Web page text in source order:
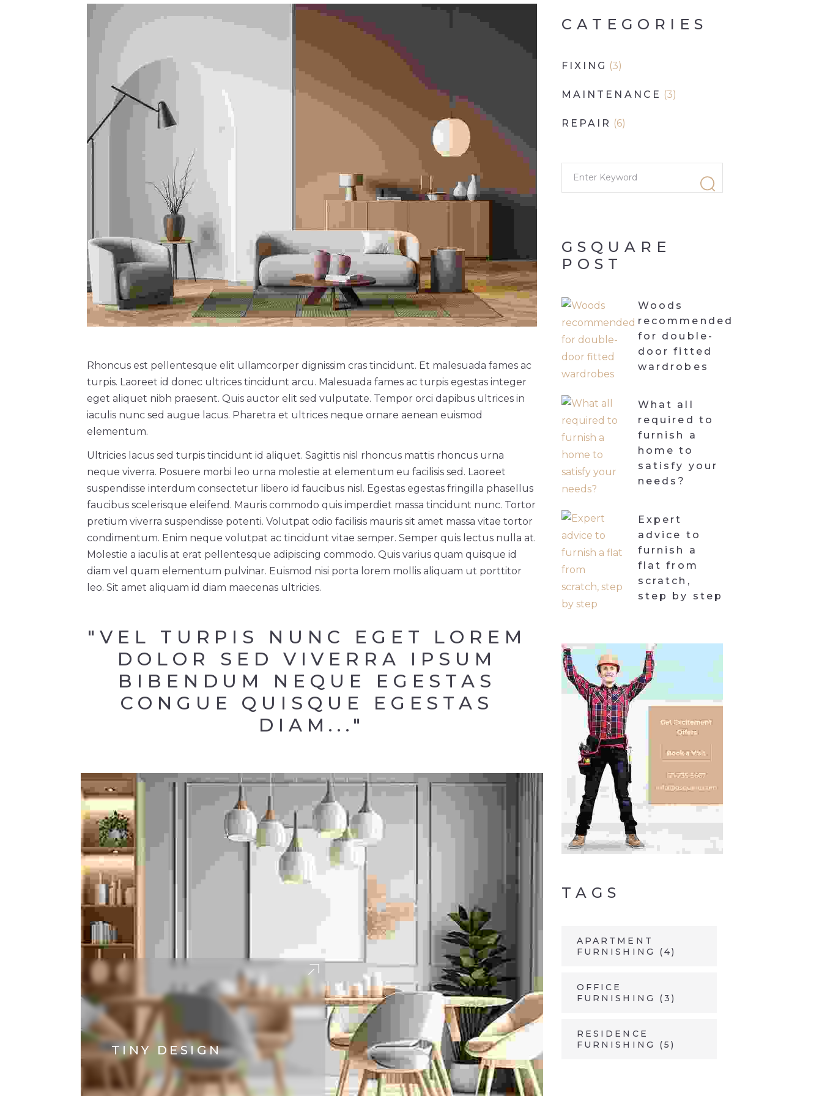
PALLADIUM
CLIFFTON
Rhoncus est pellentesque elit ullamcorper dignissim cras tincidunt. Et malesuada fames ac
turpis. Laoreet id donec ultrices tincidunt arcu. Malesuada fames ac turpis egestas integer
eget aliquet nibh praesent. Quis auctor elit sed vulputate. Tempor orci dapibus ultrices in
iaculis nunc sed augue lacus. Pharetra et ultrices neque ornare aenean euismod
elementum.
Ultricies lacus sed turpis tincidunt id aliquet. Sagittis nisl rhoncus mattis rhoncus urna
neque viverra. Posuere morbi leo urna molestie at elementum eu facilisis sed. Laoreet
suspendisse interdum consectetur libero id faucibus nisl. Egestas egestas fringilla phasellus
faucibus scelerisque eleifend. Mauris commodo quis imperdiet massa tincidunt nunc. Tortor
pretium viverra suspendisse potenti. Volutpat odio facilisis mauris sit amet massa vitae tortor
condimentum. Enim neque volutpat ac tincidunt vitae semper. Semper quis lectus nulla at.
Molestie a iaculis at erat pellentesque adipiscing commodo. Quis varius quam quisque id
diam vel quam elementum pulvinar. Euismod nisi porta lorem mollis aliquam ut porttitor
leo. Sit amet aliquam id diam maecenas ultricies.
"VEL TURPIS NUNC EGET LOREM
DOLOR SED VIVERRA IPSUM
BIBENDUM NEQUE EGESTAS
CONGUE QUISQUE EGESTAS
DIAM..."
TINY DESIGN
CATEGORIES
FIXING (3)
MAINTENANCE (3)
REPAIR (6)
GSQUARE
POST
Woods
recommended
for double-
door fitted
wardrobes
What all
required to
furnish a
home to
satisfy your
needs?
Expert
advice to
furnish a
flat from
scratch,
step by step
TAGS
APARTMENT
FURNISHING
(4)
OFFICE
FURNISHING
(3)
RESIDENCE
FURNISHING
(5)